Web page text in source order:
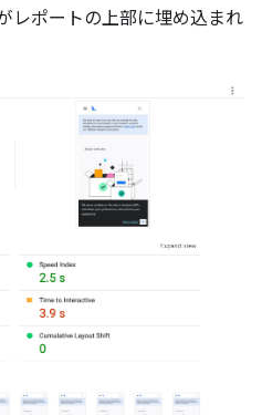
レポートの上部に埋め込まれ